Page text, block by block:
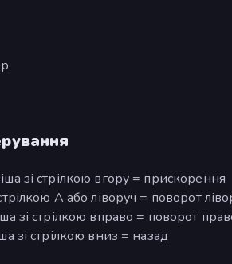
зі стрілкою вгору = прискорення
A або ліворуч = поворот
зі стрілкою вправо = поворот
зі стрілкою вниз = назад